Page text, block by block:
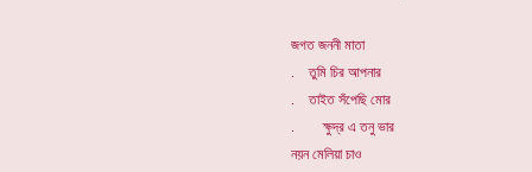
জগত জননী মাতা
. তুমি চির আপনার
. তাইত সঁপেছি মোর
. ক্ষুদ্র এ তনু ভার
নয়ন মেলিয়া চাও